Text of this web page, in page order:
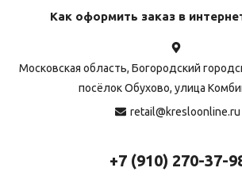
Как оформить заказ в
Московская область, Богородский
посёлок Обухово, улица
retail@kresloonline.ru
+7 (910) 270-37-